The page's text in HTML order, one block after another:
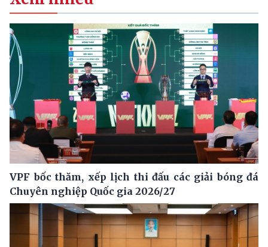
VPF bốc thăm, xếp lịch thi đấu các giải bóng đá
Chuyên nghiệp Quốc gia 2026/27